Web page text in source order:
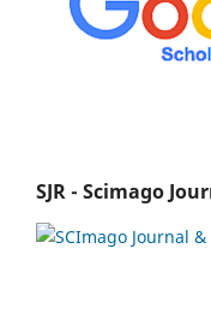
SJR - Scimago